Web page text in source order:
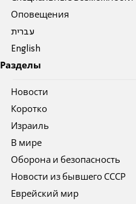
Оповещения
עברית
English
Разделы
Новости
Коротко
Израиль
В мире
Оборона и безопасность
Новости из бывшего СССР
Еврейский мир